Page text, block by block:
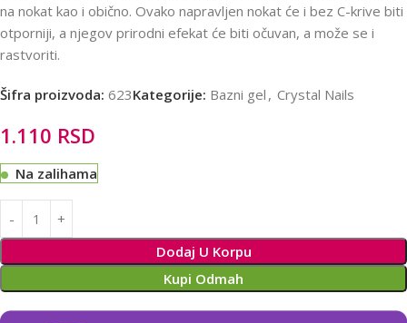
na nokat kao i obično. Ovako napravljen nokat će i bez C-krive biti
otporniji, a njegov prirodni efekat će biti očuvan, a može se i
rastvoriti.
Šifra proizvoda: 623Kategorije: Bazni gel , Crystal Nails
1.110 RSD
Na zalihama
Dodaj U Korpu
Kupi Odmah
Alternative: